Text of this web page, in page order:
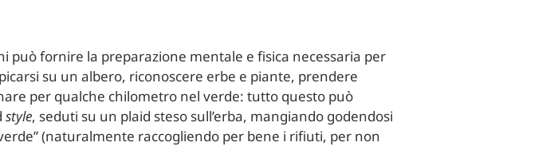
fornire la preparazione mentale e fisica necessaria per
su un albero, riconoscere erbe e piante, prendere
per qualche chilometro nel verde: tutto questo può
style, seduti su un plaid steso sull’erba, mangiando godendosi
(naturalmente raccogliendo per bene i rifiuti, per non